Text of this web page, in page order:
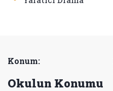
Konum:
Okulun Konumu